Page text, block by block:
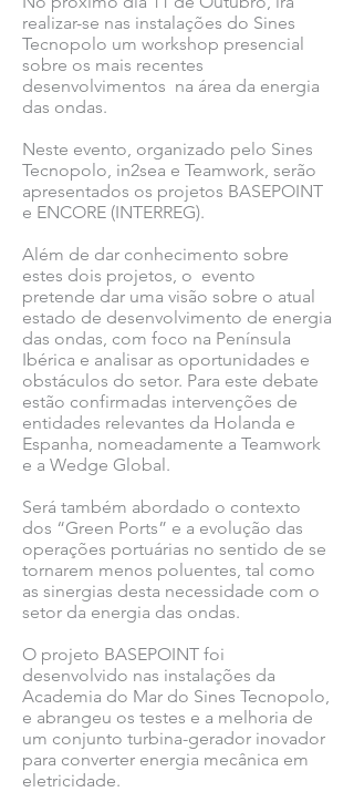
realizar-se nas instalações do Sines
Tecnopolo um workshop presencial
sobre os mais recentes
desenvolvimentos na área da energia
das ondas.
Neste evento, organizado pelo Sines
Tecnopolo, in2sea e Teamwork, serão
apresentados os projetos BASEPOINT
e ENCORE (INTERREG).
Além de dar conhecimento sobre
estes dois projetos, o evento
pretende dar uma visão sobre o atual
estado de desenvolvimento de energia
das ondas, com foco na Península
Ibérica e analisar as oportunidades e
obstáculos do setor. Para este debate
estão confirmadas intervenções de
entidades relevantes da Holanda e
Espanha, nomeadamente a Teamwork
e a Wedge Global.
Será também abordado o contexto
dos “Green Ports” e a evolução das
operações portuárias no sentido de se
tornarem menos poluentes, tal como
as sinergias desta necessidade com o
setor da energia das ondas.
O projeto BASEPOINT foi
desenvolvido nas instalações da
Academia do Mar do Sines Tecnopolo,
e abrangeu os testes e a melhoria de
um conjunto turbina-gerador inovador
para converter energia mecânica em
eletricidade.